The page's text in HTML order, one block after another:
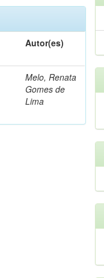
Autor(es)
Melo, Renata
Gomes de
Lima